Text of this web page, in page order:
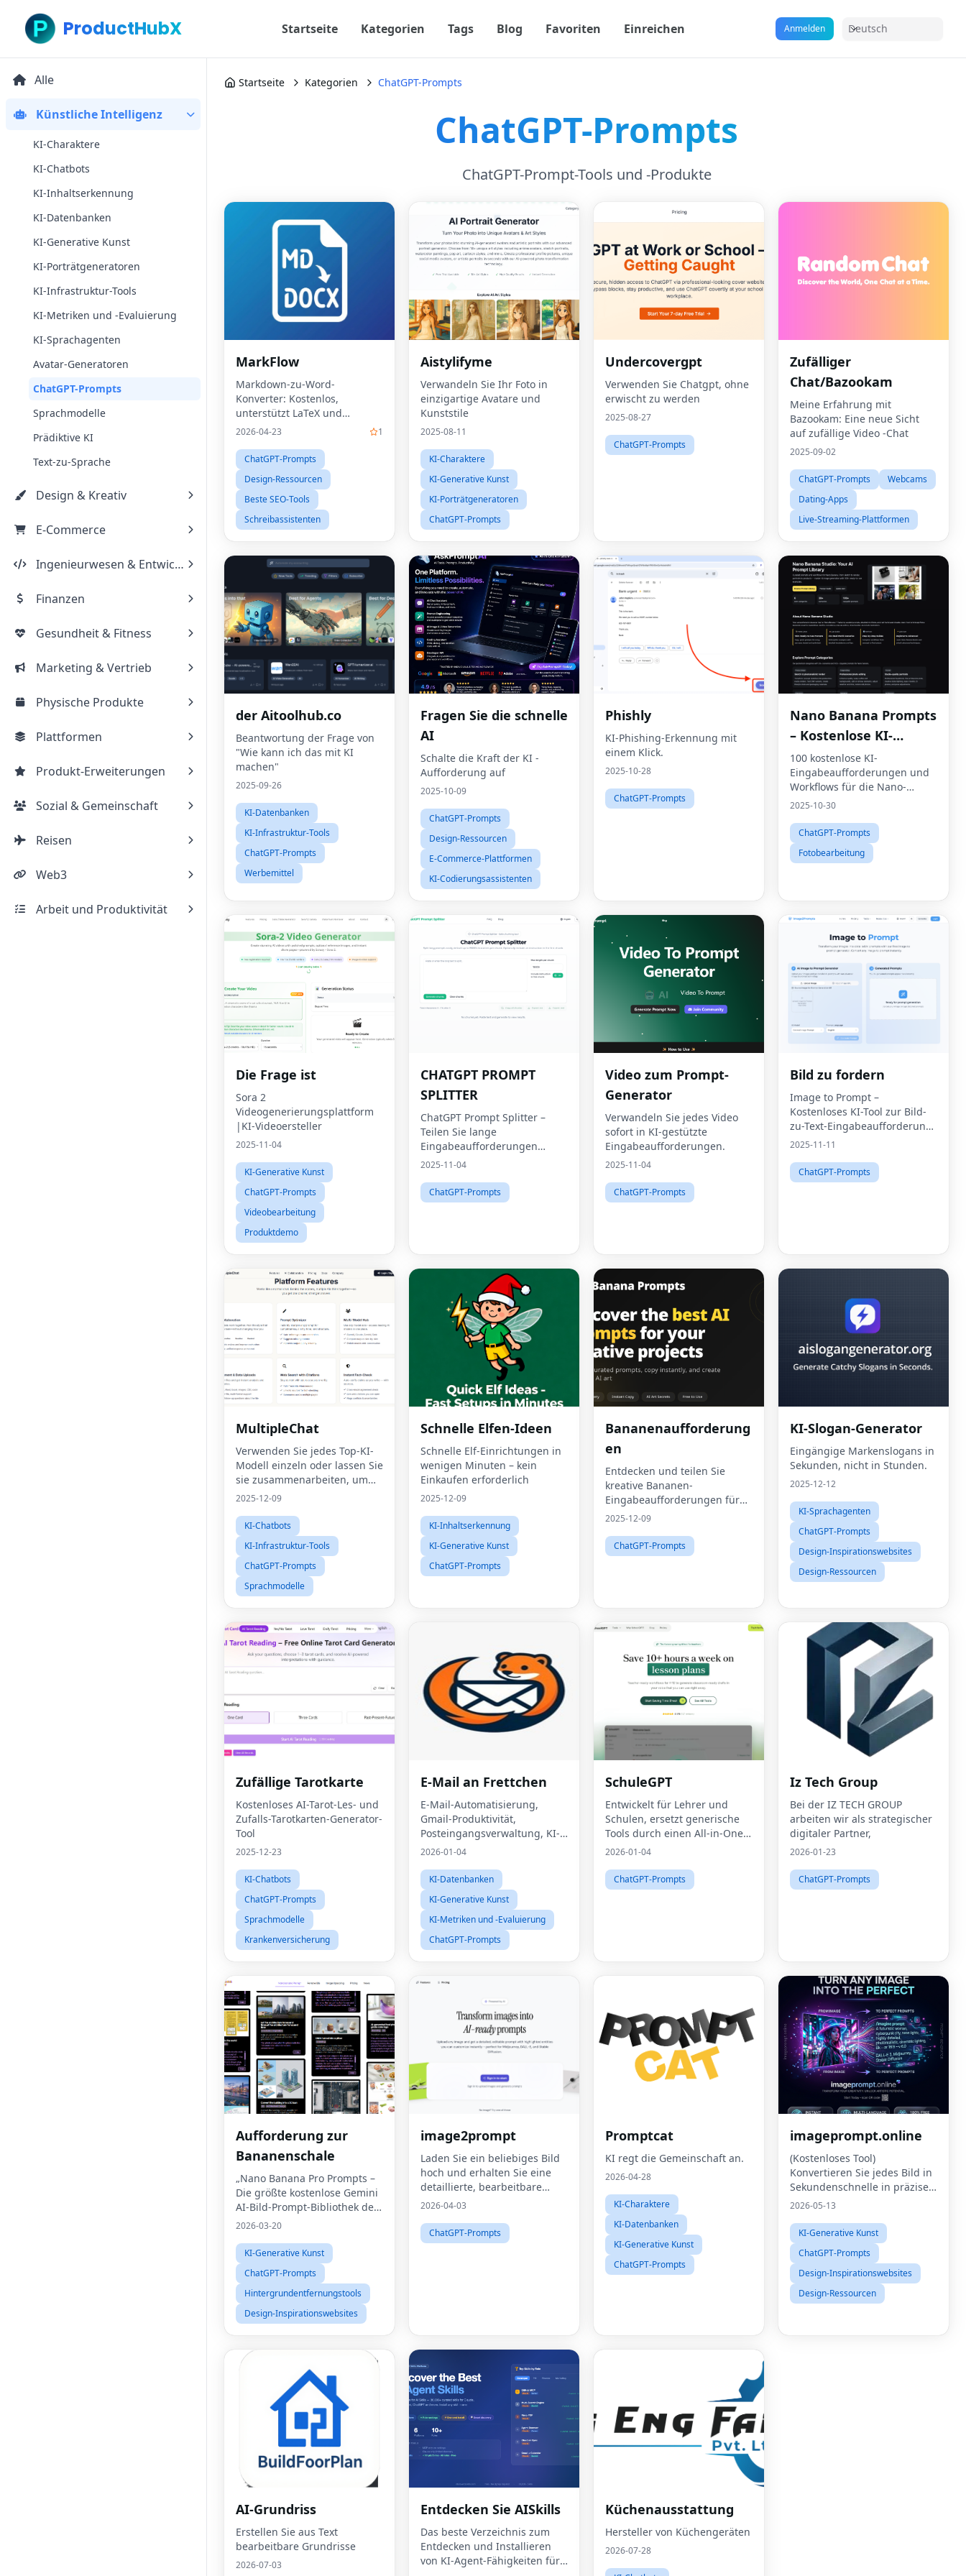
ProductHubX Startseite Kategorien Tags Blog Favoriten Einreichen Anmelden Deutsch
Alle
Künstliche Intelligenz
KI-Charaktere
KI-Chatbots
KI-Inhaltserkennung
KI-Datenbanken
KI-Generative Kunst
KI-Porträtgeneratoren
KI-Infrastruktur-Tools
KI-Metriken und -Evaluierung
KI-Sprachagenten
Avatar-Generatoren
ChatGPT-Prompts
Sprachmodelle
Prädiktive KI
Text-zu-Sprache
Design & Kreativ
E-Commerce
Ingenieurwesen & Entwicklung
Finanzen
Gesundheit & Fitness
Marketing & Vertrieb
Physische Produkte
Plattformen
Produkt-Erweiterungen
Sozial & Gemeinschaft
Reisen
Web3
Arbeit und Produktivität
Startseite Kategorien ChatGPT-Prompts
ChatGPT-Prompts
ChatGPT-Prompt-Tools und -Produkte
MarkFlow
Markdown-zu-Word-
Konverter: Kostenlos,
unterstützt LaTeX und
Mermaid
2026-04-23 1
ChatGPT-Prompts
Design-Ressourcen
Beste SEO-Tools
Schreibassistenten
Aistylifyme
Verwandeln Sie Ihr Foto in
einzigartige Avatare und
Kunststile
2025-08-11
KI-Charaktere
KI-Generative Kunst
KI-Porträtgeneratoren
ChatGPT-Prompts
Undercovergpt
Verwenden Sie Chatgpt, ohne
erwischt zu werden
2025-08-27
ChatGPT-Prompts
Zufälliger
Chat/Bazookam
Meine Erfahrung mit
Bazookam: Eine neue Sicht
auf zufällige Video -Chat
2025-09-02
ChatGPT-Prompts
Webcams
Dating-Apps
Live-Streaming-Plattformen
der Aitoolhub.co
Beantwortung der Frage von
"Wie kann ich das mit KI
machen"
2025-09-26
KI-Datenbanken
KI-Infrastruktur-Tools
ChatGPT-Prompts
Werbemittel
Fragen Sie die schnelle
AI
Schalte die Kraft der KI -
Aufforderung auf
2025-10-09
ChatGPT-Prompts
Design-Ressourcen
E-Commerce-Plattformen
KI-Codierungsassistenten
Phishly
KI-Phishing-Erkennung mit
einem Klick.
2025-10-28
ChatGPT-Prompts
Nano Banana Prompts
– Kostenlose KI-
Prompt-Bibliothek
100 kostenlose KI-
Eingabeaufforderungen und
Workflows für die Nano-
Bananen-Bildgenerierung
2025-10-30
ChatGPT-Prompts
Fotobearbeitung
Die Frage ist
Sora 2
Videogenerierungsplattform
|KI-Videoersteller
2025-11-04
KI-Generative Kunst
ChatGPT-Prompts
Videobearbeitung
Produktdemo
CHATGPT PROMPT
SPLITTER
ChatGPT Prompt Splitter –
Teilen Sie lange
Eingabeaufforderungen
sicher auf
2025-11-04
ChatGPT-Prompts
Video zum Prompt-
Generator
Verwandeln Sie jedes Video
sofort in KI-gestützte
Eingabeaufforderungen.
2025-11-04
ChatGPT-Prompts
Bild zu fordern
Image to Prompt –
Kostenloses KI-Tool zur Bild-
zu-Text-Eingabeaufforderung
|Image2Prompts
2025-11-11
ChatGPT-Prompts
MultipleChat
Verwenden Sie jedes Top-KI-
Modell einzeln oder lassen Sie
sie zusammenarbeiten, um
gemeinsam Antworten zu
2025-12-09
KI-Chatbots
KI-Infrastruktur-Tools
ChatGPT-Prompts
Sprachmodelle
Schnelle Elfen-Ideen
Schnelle Elf-Einrichtungen in
wenigen Minuten – kein
Einkaufen erforderlich
2025-12-09
KI-Inhaltserkennung
KI-Generative Kunst
ChatGPT-Prompts
Bananenaufforderung
en
Entdecken und teilen Sie
kreative Bananen-
Eingabeaufforderungen für
die KI-Bildgenerierung.Treten
Community bei, um kuratierte
Eingabeaufforderungen zu
2025-12-09
ChatGPT-Prompts
KI-Slogan-Generator
Eingängige Markenslogans in
Sekunden, nicht in Stunden.
2025-12-12
KI-Sprachagenten
ChatGPT-Prompts
Design-Inspirationswebsites
Design-Ressourcen
Zufällige Tarotkarte
Kostenloses AI-Tarot-Les- und
Zufalls-Tarotkarten-Generator-
Tool
2025-12-23
KI-Chatbots
ChatGPT-Prompts
Sprachmodelle
Krankenversicherung
E-Mail an Frettchen
E-Mail-Automatisierung,
Gmail-Produktivität,
Posteingangsverwaltung, KI-
E-Mail-Assistent
2026-01-04
KI-Datenbanken
KI-Generative Kunst
KI-Metriken und -Evaluierung
ChatGPT-Prompts
SchuleGPT
Entwickelt für Lehrer und
Schulen, ersetzt generische
Tools durch einen All-in-One-
KI-Assistenten
2026-01-04
ChatGPT-Prompts
Iz Tech Group
Bei der IZ TECH GROUP
arbeiten wir als strategischer
digitaler Partner,
2026-01-23
ChatGPT-Prompts
Aufforderung zur
Bananenschale
„Nano Banana Pro Prompts –
Die größte kostenlose Gemini
AI-Bild-Prompt-Bibliothek der
Welt! Schalten Sie über 1000
Prompts frei, die speziell für
den Google Gemini-Bil
2026-03-20
KI-Generative Kunst
ChatGPT-Prompts
Hintergrundentfernungstools
Design-Inspirationswebsites
image2prompt
Laden Sie ein beliebiges Bild
hoch und erhalten Sie eine
detaillierte, bearbeitbare
Eingabeaufforderung mit
die Sie sofort anpassen
können – perfekt für
2026-04-03
ChatGPT-Prompts
Promptcat
KI regt die Gemeinschaft an.
2026-04-28
KI-Charaktere
KI-Datenbanken
KI-Generative Kunst
ChatGPT-Prompts
imageprompt.online
(Kostenloses Tool)
Konvertieren Sie jedes Bild in
Sekundenschnelle in präzise
KI-Eingabeaufforderungen.
2026-05-13
KI-Generative Kunst
ChatGPT-Prompts
Design-Inspirationswebsites
Design-Ressourcen
AI-Grundriss
Erstellen Sie aus Text
bearbeitbare Grundrisse
2026-07-03
Entdecken Sie AISkills
Das beste Verzeichnis zum
Entdecken und Installieren
von KI-Agent-Fähigkeiten für
Küchenausstattung
Hersteller von Küchengeräten
2026-07-28